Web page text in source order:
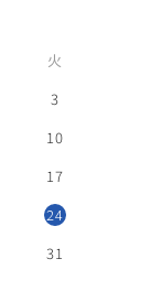
火
3
10
17
24
31